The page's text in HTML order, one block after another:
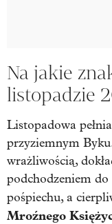
Na jakie
listopadzie
Listopadowa
przyziemnym
wrażliwością,
podchodzeniem
pośpiechu, a
Mroźnego